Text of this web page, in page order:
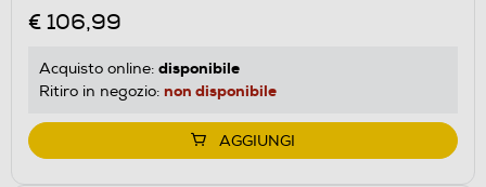
€ 106,99
Acquisto online: disponibile
Ritiro in negozio: non disponibile
AGGIUNGI